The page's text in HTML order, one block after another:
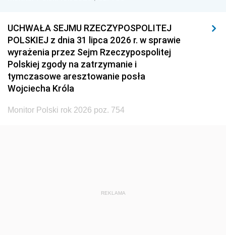
UCHWAŁA SEJMU RZECZYPOSPOLITEJ
POLSKIEJ z dnia 31 lipca 2026 r. w sprawie
wyrażenia przez Sejm Rzeczypospolitej
Polskiej zgody na zatrzymanie i
tymczasowe aresztowanie posła
Wojciecha Króla
Monitor Polski rok 2026 poz. 754
REKLAMA